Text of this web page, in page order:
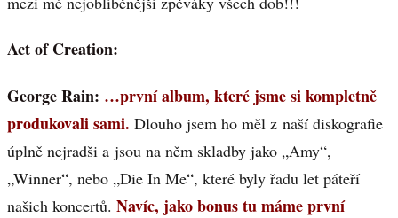
Act of Creation:
George Rain: …první album, které jsme si kompletně
produkovali sami. Dlouho jsem ho měl z naší diskografie
úplně nejradši a jsou na něm skladby jako „Amy“,
„Winner“, nebo „Die In Me“, které byly řadu let páteří
našich koncertů. Navíc, jako bonus tu máme první